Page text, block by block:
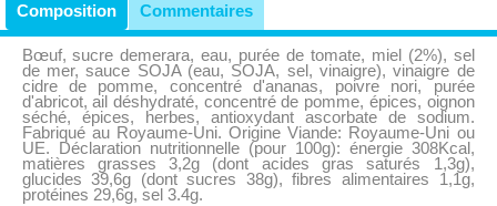
Composition Commentaires
Bœuf, sucre demerara, eau, purée de tomate, miel (2%), sel
de mer, sauce SOJA (eau, SOJA, sel, vinaigre), vinaigre de
cidre de pomme, concentré d'ananas, poivre nori, purée
d'abricot, ail déshydraté, concentré de pomme, épices, oignon
séché, épices, herbes, antioxydant ascorbate de sodium.
Fabriqué au Royaume-Uni. Origine Viande: Royaume-Uni ou
UE. Déclaration nutritionnelle (pour 100g): énergie 308Kcal,
matières grasses 3,2g (dont acides gras saturés 1,3g),
glucides 39,6g (dont sucres 38g), fibres alimentaires 1,1g,
protéines 29,6g, sel 3.4g.